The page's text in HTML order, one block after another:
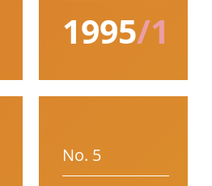
1995/1
No. 5